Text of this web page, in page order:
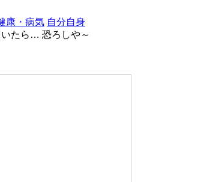
康・病気 自分自身
たら… 恐ろしや～